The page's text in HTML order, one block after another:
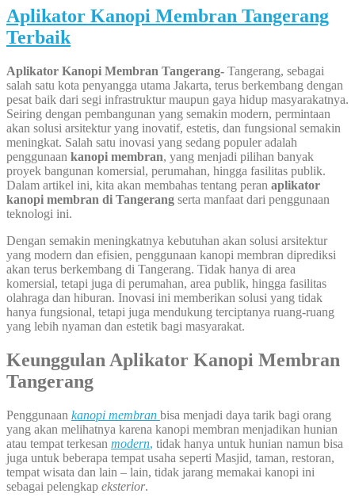
Aplikator Kanopi Membran Tangerang
Terbaik
Aplikator Kanopi Membran Tangerang- Tangerang, sebagai
salah satu kota penyangga utama Jakarta, terus berkembang dengan
pesat baik dari segi infrastruktur maupun gaya hidup masyarakatnya.
Seiring dengan pembangunan yang semakin modern, permintaan
akan solusi arsitektur yang inovatif, estetis, dan fungsional semakin
meningkat. Salah satu inovasi yang sedang populer adalah
penggunaan kanopi membran, yang menjadi pilihan banyak
proyek bangunan komersial, perumahan, hingga fasilitas publik.
Dalam artikel ini, kita akan membahas tentang peran aplikator
kanopi membran di Tangerang serta manfaat dari penggunaan
teknologi ini.
Dengan semakin meningkatnya kebutuhan akan solusi arsitektur
yang modern dan efisien, penggunaan kanopi membran diprediksi
akan terus berkembang di Tangerang. Tidak hanya di area
komersial, tetapi juga di perumahan, area publik, hingga fasilitas
olahraga dan hiburan. Inovasi ini memberikan solusi yang tidak
hanya fungsional, tetapi juga mendukung terciptanya ruang-ruang
yang lebih nyaman dan estetik bagi masyarakat.
Keunggulan Aplikator Kanopi Membran
Tangerang
Penggunaan kanopi membran bisa menjadi daya tarik bagi orang
yang akan melihatnya karena kanopi membran menjadikan hunian
atau tempat terkesan modern, tidak hanya untuk hunian namun bisa
juga untuk beberapa tempat usaha seperti Masjid, taman, restoran,
tempat wisata dan lain – lain, tidak jarang memakai kanopi ini
sebagai pelengkap eksterior.